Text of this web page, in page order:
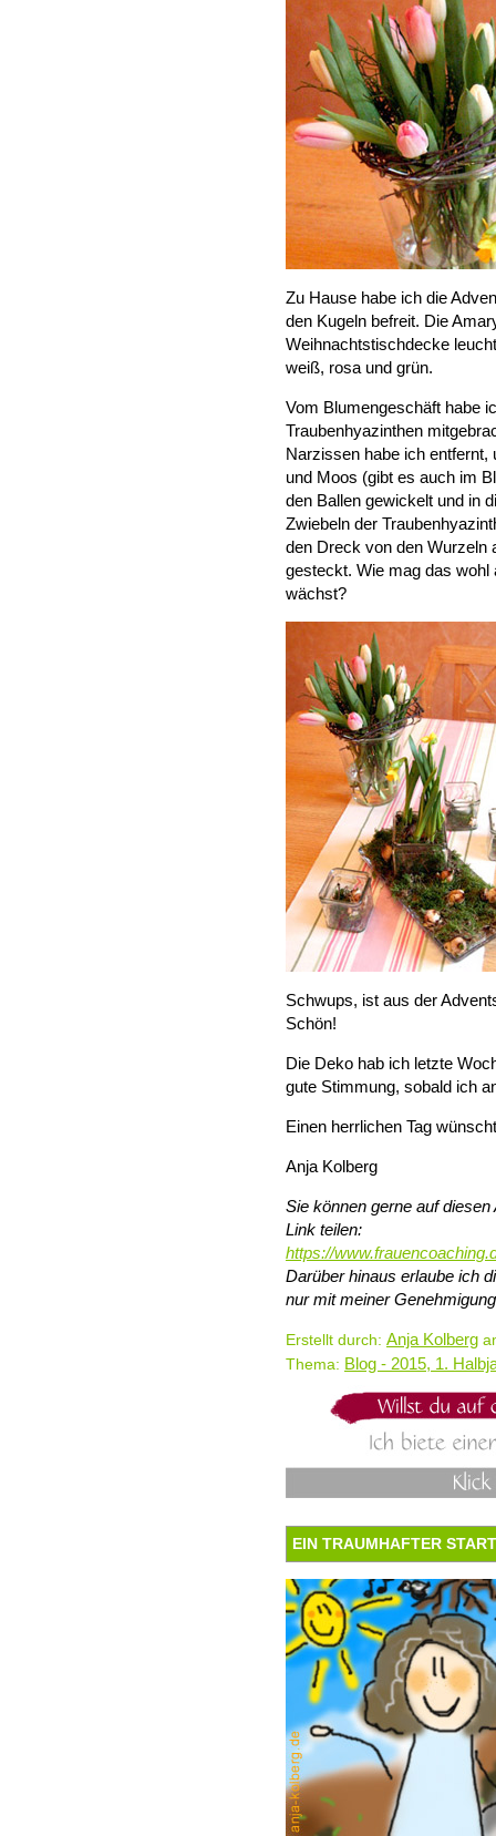
Zu Hause habe ich die
den Kugeln befreit. Die
Weihnachtstischdecke
weiß, rosa und grün.
Vom Blumengeschäft habe
Traubenhyazinthen
Narzissen habe ich
und Moos (gibt es auch im
den Ballen gewickelt und in
Zwiebeln der
den Dreck von den Wurzeln
gesteckt. Wie mag das
wächst?
Schwups, ist aus der
Schön!
Die Deko hab ich letzte
gute Stimmung, sobald ich
Einen herrlichen Tag
Anja Kolberg
Sie können gerne auf
Link teilen:
https://
Darüber hinaus erlaube ich
nur mit meiner
Erstellt durch: Anja Kolberg
Thema: Blog - 2015, 1.
EIN TRAUMHAFTER